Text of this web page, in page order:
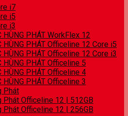
i7
i5
i3
HÙNG PHÁT WorkFlex 12
HÙNG PHÁT Officeline 12 Core i5
HÙNG PHÁT Officeline 12 Core i3
HÙNG PHÁT Officeline 5
HÙNG PHÁT Officeline 4
HÙNG PHÁT Officeline 3
Phát
Phát Officeline 12 | 512GB
Phát Officeline 12 | 256GB